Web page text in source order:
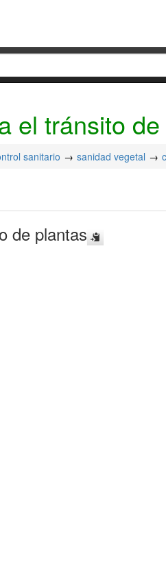
el tránsito
sanitario sanidad vegetal
de plantas